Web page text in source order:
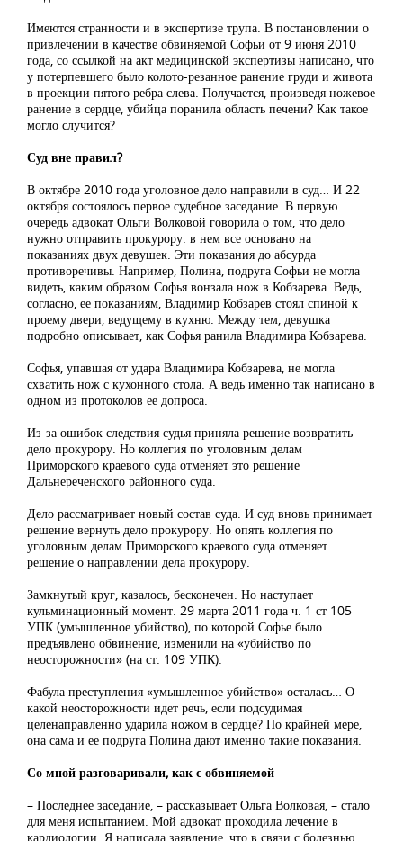
Имеются странности и в экспертизе трупа. В постановлении о
привлечении в качестве обвиняемой Софьи от 9 июня 2010
года, со ссылкой на акт медицинской экспертизы написано, что
у потерпевшего было колото-резанное ранение груди и живота
в проекции пятого ребра слева. Получается, произведя ножевое
ранение в сердце, убийца поранила область печени? Как такое
могло случится?
Суд вне правил?
В октябре 2010 года уголовное дело направили в суд… И 22
октября состоялось первое судебное заседание. В первую
очередь адвокат Ольги Волковой говорила о том, что дело
нужно отправить прокурору: в нем все основано на
показаниях двух девушек. Эти показания до абсурда
противоречивы. Например, Полина, подруга Софьи не могла
видеть, каким образом Софья вонзала нож в Кобзарева. Ведь,
согласно, ее показаниям, Владимир Кобзарев стоял спиной к
проему двери, ведущему в кухню. Между тем, девушка
подробно описывает, как Софья ранила Владимира Кобзарева.
Софья, упавшая от удара Владимира Кобзарева, не могла
схватить нож с кухонного стола. А ведь именно так написано в
одном из протоколов ее допроса.
Из-за ошибок следствия судья приняла решение возвратить
дело прокурору. Но коллегия по уголовным делам
Приморского краевого суда отменяет это решение
Дальнереченского районного суда.
Дело рассматривает новый состав суда. И суд вновь принимает
решение вернуть дело прокурору. Но опять коллегия по
уголовным делам Приморского краевого суда отменяет
решение о направлении дела прокурору.
Замкнутый круг, казалось, бесконечен. Но наступает
кульминационный момент. 29 марта 2011 года ч. 1 ст 105
УПК (умышленное убийство), по которой Софье было
предъявлено обвинение, изменили на «убийство по
неосторожности» (на ст. 109 УПК).
Фабула преступления «умышленное убийство» осталась… О
какой неосторожности идет речь, если подсудимая
целенаправленно ударила ножом в сердце? По крайней мере,
она сама и ее подруга Полина дают именно такие показания.
Со мной разговаривали, как с обвиняемой
– Последнее заседание, – рассказывает Ольга Волковая, – стало
для меня испытанием. Мой адвокат проходила лечение в
кардиологии. Я написала заявление, что в связи с болезнью